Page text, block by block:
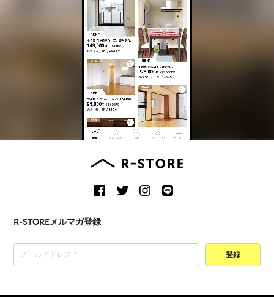
R-STOREメルマガ登録
登録